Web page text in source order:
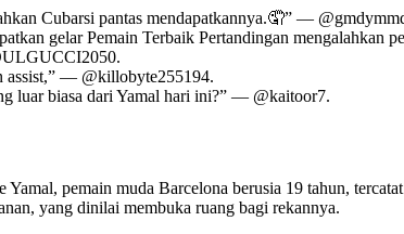
Cubarsi pantas mendapatkannya.🤦” —
gelar Pemain Terbaik Pertandingan mengalahkan
assist,” — @killobyte255194.
luar biasa dari Yamal hari ini?” — @kaitoor7.
pemain muda Barcelona berusia 19 tahun,
yang dinilai membuka ruang bagi rekannya.